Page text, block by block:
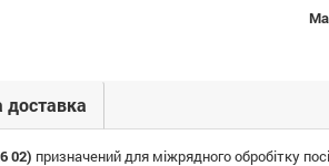
доставка
02) призначений для міжрядного обробітку